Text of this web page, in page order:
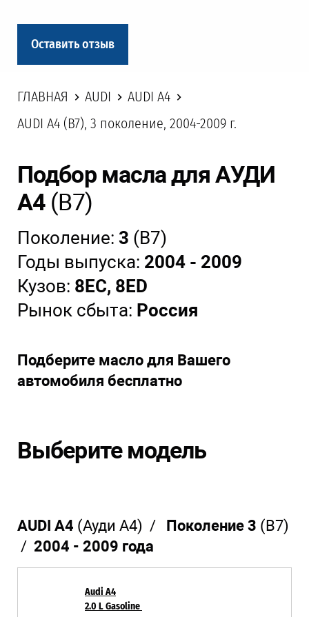
Оставить отзыв
ГЛАВНАЯ AUDI
AUDI A4
AUDI A4 (B7), 3 поколение, 2004-2009 г.
Подбор масла для АУДИ
А4 (В7)
Поколение: 3 (В7)
Годы выпуска: 2004 - 2009
Кузов: 8EC, 8ED
Рынок сбыта: Россия
Подберите масло для Вашего
автомобиля бесплатно
Выберите модель
AUDI A4 (Ауди А4) / Поколение 3 (В7)
/ 2004 - 2009 года
Audi A4
2.0 L Gasoline